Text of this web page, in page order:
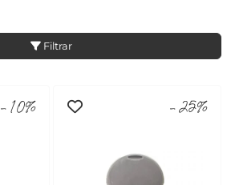
Filtrar
-10% -25%